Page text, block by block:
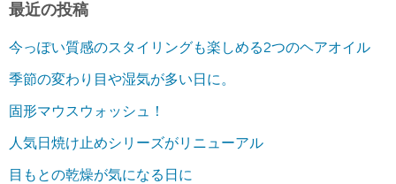
最近の投稿
今っぽい質感のスタイリングも楽しめる2つのヘアオイル
季節の変わり目や湿気が多い日に。
固形マウスウォッシュ！
人気日焼け止めシリーズがリニューアル
目もとの乾燥が気になる日に